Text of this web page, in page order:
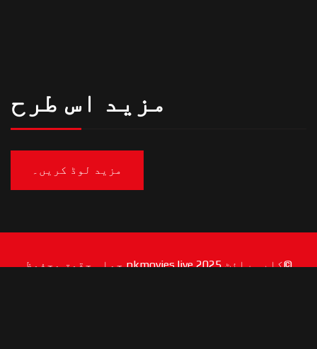
مزید اس طرح
مزید لوڈ کریں۔
©کاپی رائٹ 2025 pkmovies.live جملہ حقوق محفوظ